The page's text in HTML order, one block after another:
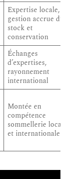
Expertise locale,
gestion accrue du
stock et
conservation
Échanges
d’expertises,
rayonnement
international
Montée en
compétence
sommellerie locale
et internationale